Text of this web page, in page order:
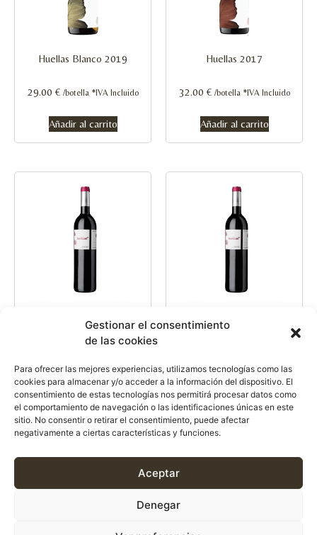
Gestionar el consentimiento
de las cookies
Para ofrecer las mejores experiencias, utilizamos tecnologías como las
cookies para almacenar y/o acceder a la información del dispositivo. El
consentimiento de estas tecnologías nos permitirá procesar datos como
el comportamiento de navegación o las identificaciones únicas en este
sitio. No consentir o retirar el consentimiento, puede afectar
negativamente a ciertas características y funciones.
Aceptar
Denegar
Huellas Blanco 2019
29.00 € /botella *IVA Incluido
Añadir al carrito
Huellas 2017
32.00 € /botella *IVA Incluido
Añadir al carrito
Huellas 2016
Añadir al carrito
Huellas 2015
Añadir al carrito